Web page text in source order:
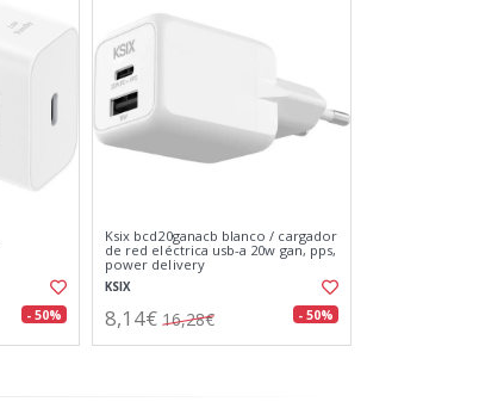
- 50%
Ksix bcd20ganacb blanco / cargador
de red eléctrica usb-a 20w gan, pps,
power delivery
KSIX
8,14€ 16,28€ - 50%